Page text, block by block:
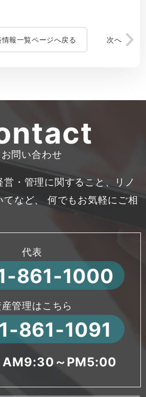
情報一覧ページへ戻る 次へ
お問い合わせ
・管理に関すること、リノ
など、
何でもお気軽にご相
代表
861-1000
管理はこちら
861-1091
AM9:30～PM5:00